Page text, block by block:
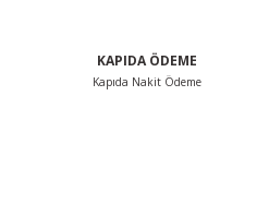
KAPIDA ÖDEME
Kapıda Nakit Ödeme